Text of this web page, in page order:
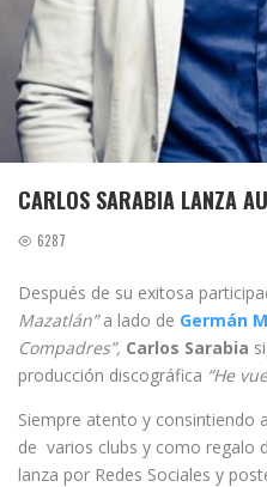
CARLOS SARABIA LANZA
6287
Después de su exitosa
Mazatlán”a lado de Germán
Compadres”, Carlos Sarabia
producción discográfica “He
Siempre atento y consintiendo
de varios clubs y como regalo
lanza por Redes Sociales y